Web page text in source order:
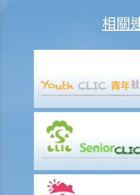
8. 在簽訂臨時買賣合約後，買方可否
9. 買家可否在簽訂臨時或正式買賣合
正式賣買合約
1. 簽訂正式買賣合約及繳付加付訂金
2. 我（作為買方）簽訂臨時買賣合約
配偶或父母的姓名。我可否這樣做？
相關